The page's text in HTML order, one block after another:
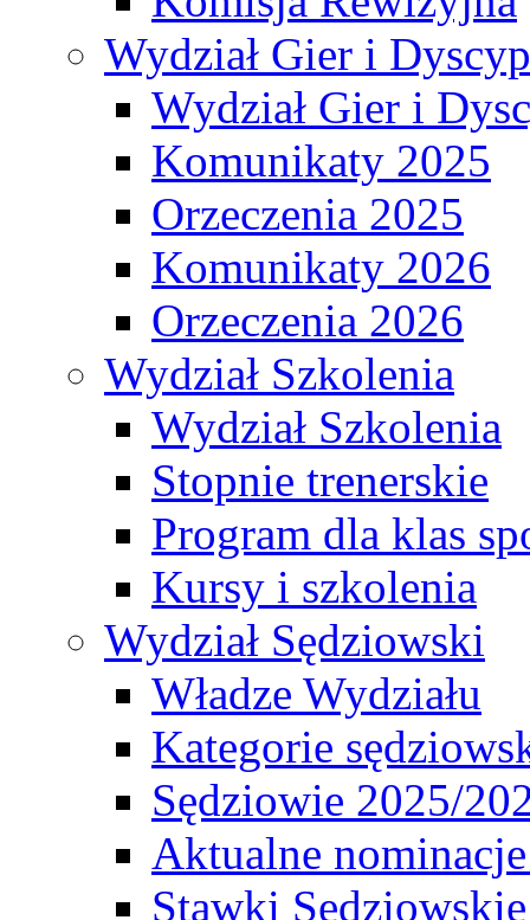
Wydział Gier i
Wydział Gier i
Komunikaty 2025
Orzeczenia 2025
Komunikaty 2026
Orzeczenia 2026
Wydział Szkolenia
Wydział Szkolenia
Stopnie trenerskie
Program dla klas
Kursy i szkolenia
Wydział Sędziowski
Władze Wydziału
Kategorie
Sędziowie 2025/
Aktualne
Stawki Sędziowskie